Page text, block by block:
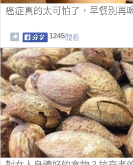
癌症真的太可怕了，早餐別再
1245觀看